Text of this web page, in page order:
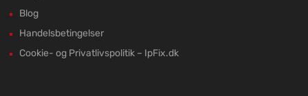
Blog
Handelsbetingelser
Cookie- og Privatlivspolitik – IpFix.dk